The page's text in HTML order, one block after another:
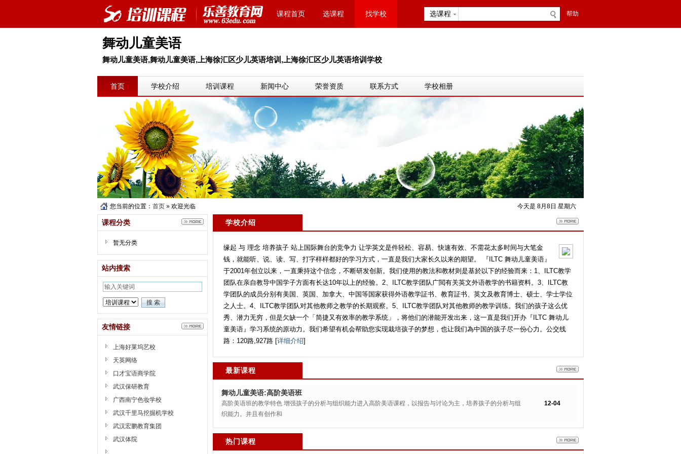
课程首页 选课程 找学校 选课程 帮助
舞动儿童美语
舞动儿童美语,舞动儿童美语,上海徐汇区少儿英语培训,上海徐汇区少儿英语培训学校
首页 学校介绍 培训课程 新闻中心 荣誉资质 联系方式 学校相册
今天是 8月8日 星期六
您当前的位置： 首页 » 欢迎光临
课程分类
暂无分类
站内搜索
友情链接
上海好莱坞艺校
天英网络
口才宝语商学院
武汉保研教育
广西南宁色妆学校
武汉千里马挖掘机学校
武汉宏鹏教育集团
武汉体院
学校介绍
缘起 与 理念 培养孩子 站上国际舞台的竞争力 让学英文是件轻松、容易、快速有效、不需花太多时间与大笔金
钱，就能听、说、读、写、打字样样都好的学习方式，一直是我们大家长久以来的期望。 『ILTC 舞动儿童美语』
于2001年创立以来，一直秉持这个信念，不断研发创新。我们使用的教法和教材则是基於以下的经验而来：1、ILTC教学
团队在亲自教导中国学子方面有长达10年以上的经验。2、ILTC教学团队广閲有关英文外语教学的书籍资料。3、ILTC教
学团队的成员分别有美国、英国、加拿大、中国等国家获得外语教学証书、教育証书、英文及教育博士、硕士、学士学位
之人士。4、ILTC教学团队对其他教师之教学的长期观察。5、ILTC教学团队对其他教师的教学训练。我们的孩子这么优
秀、潜力无穷，但是欠缺一个「简捷又有效率的教学系统」，将他们的潜能开发出来，这一直是我们开办『ILTC 舞动儿
童美语』学习系统的原动力。我们希望有机会帮助您实现栽培孩子的梦想，也让我们為中国的孩子尽一份心力。公交线
路：120路,927路 [详细介绍]
最新课程
舞动儿童美语:高阶美语班
高阶美语班的教学特色 增强孩子的分析与组织能力进入高阶美语课程，以报告与讨论为主，培养孩子的分析与组
织能力。并且有创作和
12-04
热门课程